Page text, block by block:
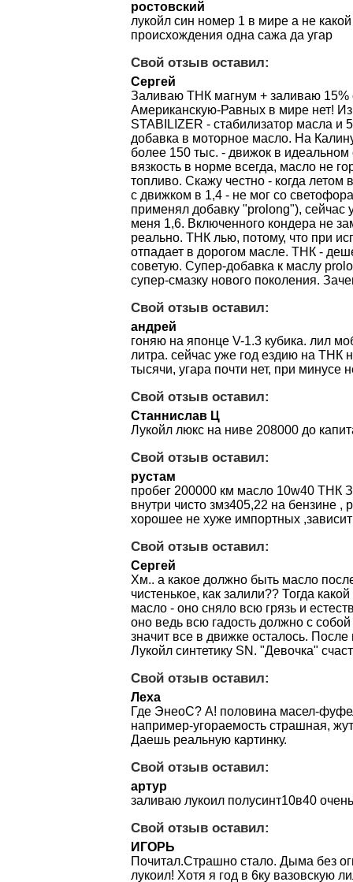
ростовский
лукойл син номер 1 в мире а не
происхождения одна сажа да угар
Свой отзыв оставил:
Сергей
Заливаю ТНК магнум + заливаю 15%
Американскую-Равных в мире нет!
STABILIZER - стабилизатор масла и
добавка в моторное масло. На
более 150 тыс. - движок в идеальном
вязкость в норме всегда, масло не
топливо. Скажу честно - когда
с движком в 1,4 - не мог со
применял добавку "prolong"), сейчас
меня 1,6. Включенного кондера не
реально. ТНК лью, потому, что при
отпадает в дорогом масле. ТНК -
советую. Супер-добавка к маслу
супер-смазку нового поколения.
Свой отзыв оставил:
андрей
гоняю на японце V-1.3 кубика. лил
литра. сейчас уже год ездию на ТНК
тысячи, угара почти нет, при минусе
Свой отзыв оставил:
Станнислав Ц
Лукойл люкс на ниве 208000 до
Свой отзыв оставил:
рустам
пробег 200000 км масло 10w40 ТНК
внутри чисто змз405,22 на бензине ,
хорошее не хуже импортных
Свой отзыв оставил:
Сергей
Хм.. а какое должно быть масло
чистенькое, как залили?? Тогда
масло - оно сняло всю грязь и
оно ведь всю гадость должно с
значит все в движке осталось.
Лукойл синтетику SN. "Девочка"
Свой отзыв оставил:
Леха
Где ЭнеоС? А! половина масел-
например-угораемость страшная,
Даешь реальную картинку.
Свой отзыв оставил:
артур
заливаю лукоил полусинт10в40
Свой отзыв оставил:
ИГОРЬ
Почитал.Страшно стало. Дыма без
лукоил! Хотя я год в 6ку вазовскую